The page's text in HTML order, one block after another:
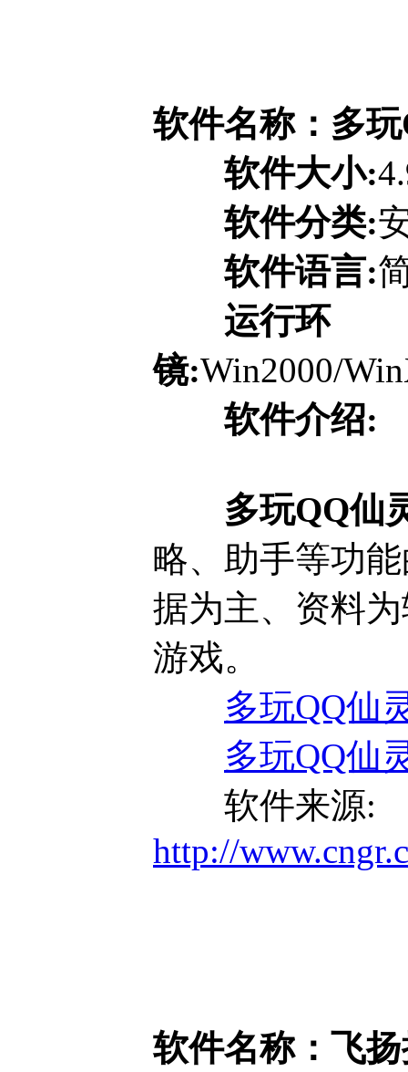
软件名称：多
软件大小:
软件分类:
软件语言:
运行环
镜:Win2000/
软件介绍:
多玩QQ仙
略、助手等功
据为主、资料
游戏。
多玩QQ仙
多玩QQ仙
软件来源:
http://
软件名称：飞